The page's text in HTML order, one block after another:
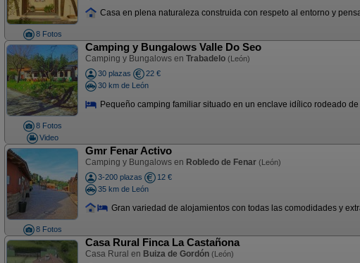
8 Fotos
Casa en plena naturaleza construida con respeto al entorno y
8 Fotos
Video
Camping y Bungalows Valle Do Seo
Camping y Bungalows en Trabadelo (León)
30 plazas
22 €
30 km de León
Pequeño camping familiar situado en un enclave idílico rodeado
8 Fotos
Gmr Fenar Activo
Camping y Bungalows en Robledo de Fenar (León)
3-200 plazas
12 €
35 km de León
Gran variedad de alojamientos con todas las comodidades y
Casa Rural Finca La Castañona
Casa Rural en Buiza de Gordón (León)